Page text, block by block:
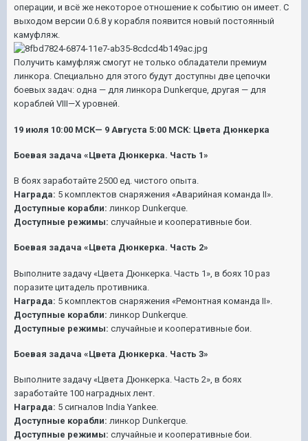
операции, и всё же некоторое отношение к событию он имеет. С
выходом версии 0.6.8 у корабля появится новый постоянный
камуфляж.
Получить камуфляж смогут не только обладатели премиум
линкора. Специально для этого будут доступны две цепочки
боевых задач: одна — для линкора Dunkerque, другая — для
кораблей VIII—X уровней.
19 июля 10:00 МСК— 9 Августа 5:00 МСК: Цвета Дюнкерка
Боевая задача «Цвета Дюнкерка. Часть 1»
В боях заработайте 2500 ед. чистого опыта.
Награда: 5 комплектов снаряжения «Аварийная команда II».
Доступные корабли: линкор Dunkerque.
Доступные режимы: случайные и кооперативные бои.
Боевая задача «Цвета Дюнкерка. Часть 2»
Выполните задачу «Цвета Дюнкерка. Часть 1», в боях 10 раз
поразите цитадель противника.
Награда: 5 комплектов снаряжения «Ремонтная команда II».
Доступные корабли: линкор Dunkerque.
Доступные режимы: случайные и кооперативные бои.
Боевая задача «Цвета Дюнкерка. Часть 3»
Выполните задачу «Цвета Дюнкерка. Часть 2», в боях
заработайте 100 наградных лент.
Награда: 5 сигналов India Yankee.
Доступные корабли: линкор Dunkerque.
Доступные режимы: случайные и кооперативные бои.